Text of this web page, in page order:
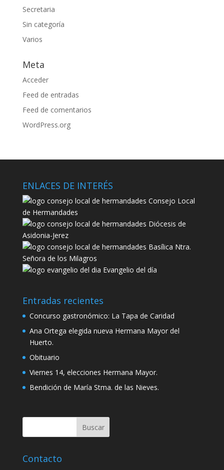
Secretaria
Sin categoría
Varios
Meta
Acceder
Feed de entradas
Feed de comentarios
WordPress.org
ENLACES DE INTERÉS
Consejo Local
de Hermandades
Diócesis de
Asidonia-Jerez
Basílica Ntra.
Señora de los Milagros
Evangelio del día
Entradas recientes
Concurso gastronómico: La Tapa de Caridad
Ana Ortega elegida nueva Hermana Mayor del
Huerto.
Obituario
Viernes 14, elecciones Hermana Mayor.
Bendición de María Stma. de las Nieves.
Contacto